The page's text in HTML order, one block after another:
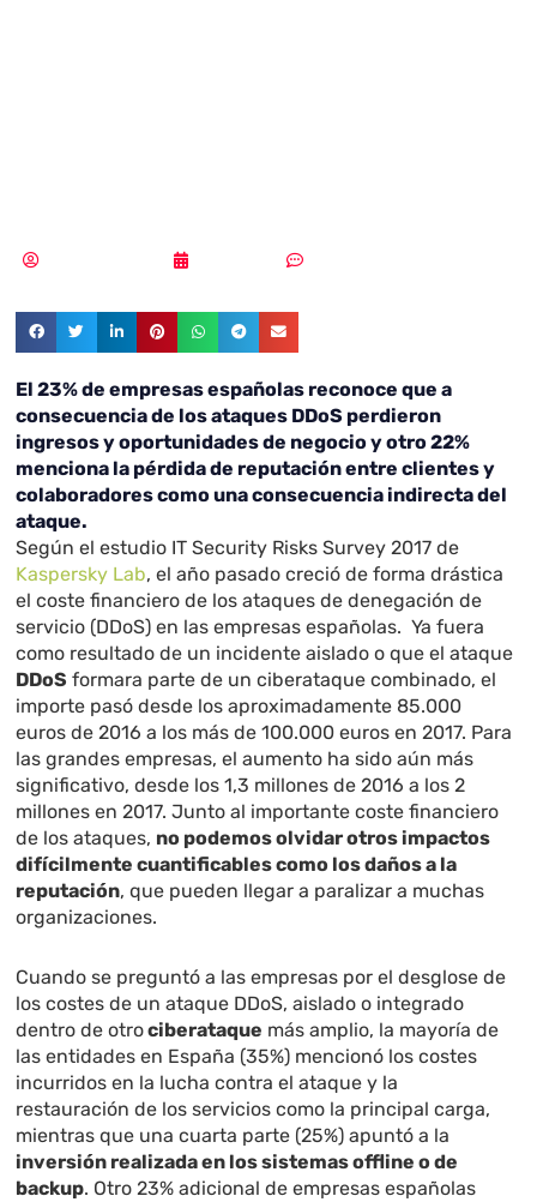
El 23% de empresas españolas reconoce que a
consecuencia de los ataques DDoS perdieron
ingresos y oportunidades de negocio y otro 22%
menciona la pérdida de reputación entre clientes y
colaboradores como una consecuencia indirecta del
ataque.
Según el estudio IT Security Risks Survey 2017 de
Kaspersky Lab, el año pasado creció de forma drástica
el coste financiero de los ataques de denegación de
servicio (DDoS) en las empresas españolas. Ya fuera
como resultado de un incidente aislado o que el ataque
DDoS formara parte de un ciberataque combinado, el
importe pasó desde los aproximadamente 85.000
euros de 2016 a los más de 100.000 euros en 2017. Para
las grandes empresas, el aumento ha sido aún más
significativo, desde los 1,3 millones de 2016 a los 2
millones en 2017. Junto al importante coste financiero
de los ataques, no podemos olvidar otros impactos
difícilmente cuantificables como los daños a la
reputación, que pueden llegar a paralizar a muchas
organizaciones.
Cuando se preguntó a las empresas por el desglose de
los costes de un ataque DDoS, aislado o integrado
dentro de otrociberataque más amplio, la mayoría de
las entidades en España (35%) mencionó los costes
incurridos en la lucha contra el ataque y la
restauración de los servicios como la principal carga,
mientras que una cuarta parte (25%) apuntó a la
inversión realizada en los sistemas offline o de
backup. Otro 23% adicional de empresas españolas